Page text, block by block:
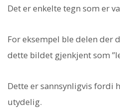
Det er enkelte tegn som er
For eksempel ble delen der
dette bildet gjenkjent som
Dette er sannsynligvis fordi
utydelig.